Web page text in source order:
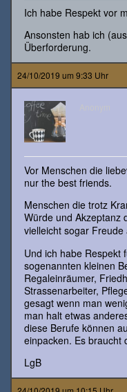
Ich habe Respekt vor
Ansonsten hab ich
Überforderung.
24/10/2019 um 9:33 Uhr
Vor Menschen die
nur the best friends.
Menschen die trotz
Würde und Akzeptanz
vielleicht sogar Freude
Und ich habe Respekt
sogenannten kleinen
Regaleinräumer,
Strassenarbeiter,
gesagt wenn man
man halt etwas
diese Berufe können
einpacken. Es braucht
LgB